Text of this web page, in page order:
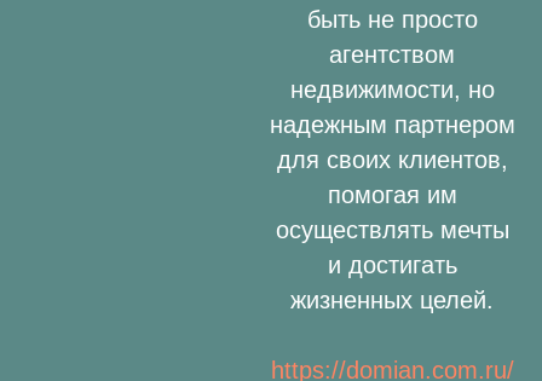
быть не просто
агентством
недвижимости, но
надежным партнером
для своих клиентов,
помогая им
осуществлять мечты
и достигать
жизненных целей.
https://domian.com.ru/